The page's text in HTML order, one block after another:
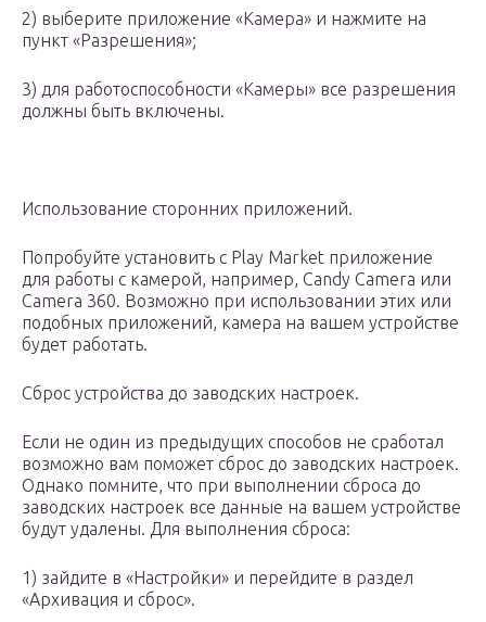
2) выберите приложение «Камера» и нажмите на
пункт «Разрешения»;
3) для работоспособности «Камеры» все разрешения
должны быть включены.
Использование сторонних приложений.
Попробуйте установить с Play Market приложение
для работы с камерой, например, Candy Camera или
Camera 360. Возможно при использовании этих или
подобных приложений, камера на вашем устройстве
будет работать.
Сброс устройства до заводских настроек.
Если не один из предыдущих способов не сработал
возможно вам поможет сброс до заводских настроек.
Однако помните, что при выполнении сброса до
заводских настроек все данные на вашем устройстве
будут удалены. Для выполнения сброса:
1) зайдите в «Настройки» и перейдите в раздел
«Архивация и сброс».